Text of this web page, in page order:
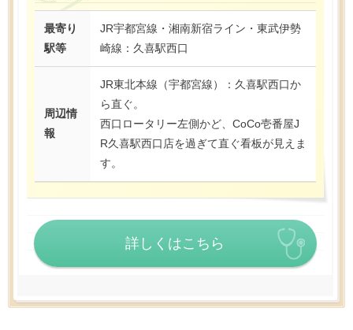
最寄り
駅等
JR宇都宮線・湘南新宿ライン・東武伊勢
崎線：久喜駅西口
周辺情
報
JR東北本線（宇都宮線）：久喜駅西口か
ら直ぐ。
西口ロータリー左側かど、CoCo壱番屋J
R久喜駅西口店を過ぎて直ぐ看板が見えま
す。
詳しくはこちら